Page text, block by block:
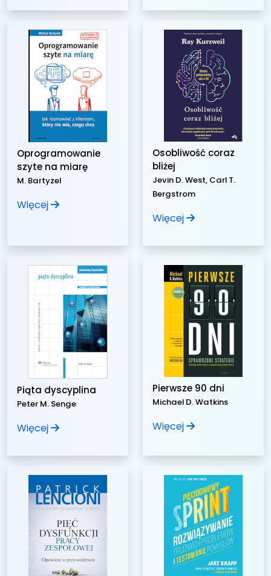
Oprogramowanie
szyte na miarę
M. Bartyzel
Więcej
Osobliwość coraz
bliżej
Jevin D. West, Carl T.
Bergstrom
Więcej
Piąta dyscyplina
Peter M. Senge
Więcej
Pierwsze 90 dni
Michael D. Watkins
Więcej